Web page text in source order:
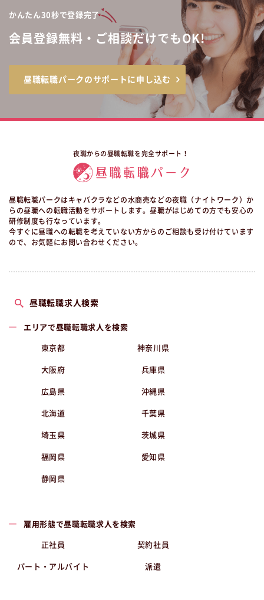
かんたん30秒で登録完了
会員登録無料・ご相談だけでもOK!
昼職転職パークのサポートに申し込む
夜職からの昼職転職を完全サポート！
昼職転職パークはキャバクラなどの水商売などの夜職（ナイトワーク）か
らの昼職への転職活動をサポートします。昼職がはじめての方でも安心の
研修制度も行なっています。
今すぐに昼職への転職を考えていない方からのご相談も受け付けています
ので、お気軽にお問い合わせください。
昼職転職求人検索
エリアで昼職転職求人を検索
東京都 神奈川県
大阪府 兵庫県
広島県 沖縄県
北海道 千葉県
埼玉県 茨城県
福岡県 愛知県
静岡県
雇用形態で昼職転職求人を検索
正社員 契約社員
パート・アルバイト 派遣